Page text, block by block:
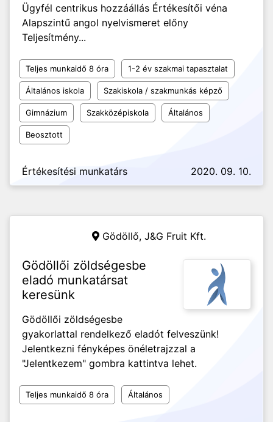
Ügyfél centrikus hozzáállás Értékesítői véna
Alapszintű angol nyelvismeret előny
Teljesítmény...
Teljes munkaidő 8 óra 1-2 év szakmai tapasztalat
Általános iskola Szakiskola / szakmunkás képző
Gimnázium Szakközépiskola Általános
Beosztott
Értékesítési munkatárs 2020. 09. 10.
Gödöllő, J&G Fruit Kft.
Gödöllői zöldségesbe
eladó munkatársat
keresünk
Gödöllői zöldségesbe
gyakorlattal rendelkező eladót felveszünk!
Jelentkezni fényképes önéletrajzzal a
"Jelentkezem" gombra kattintva lehet.
Teljes munkaidő 8 óra Általános